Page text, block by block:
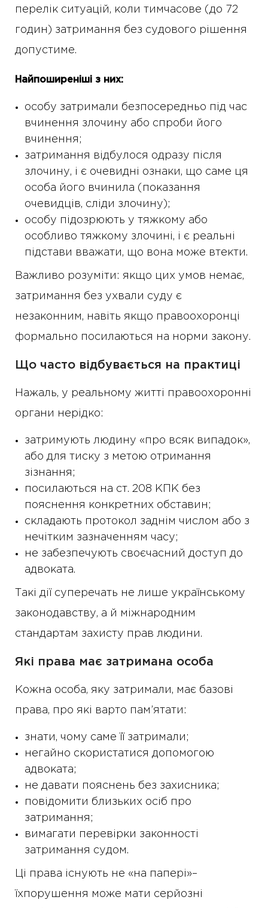
перелік ситуацій, коли тимчасове (до 72
годин) затримання без судового рішення
допустиме.
Найпоширеніші з них:
особу затримали безпосередньо під час
вчинення злочину або спроби його
вчинення;
затримання відбулося одразу після
злочину, і є очевидні ознаки, що саме ця
особа його вчинила (показання
очевидців, сліди злочину);
особу підозрюють у тяжкому або
особливо тяжкому злочині, і є реальні
підстави вважати, що вона може втекти.
Важливо розуміти: якщо цих умов немає,
затримання без ухвали суду є
незаконним, навіть якщо правоохоронці
формально посилаються на норми закону.
Що часто відбувається на практиці
Нажаль, у реальному житті правоохоронні
органи нерідко:
затримують людину «про всяк випадок»,
або для тиску з метою отримання
зізнання;
посилаються на ст. 208 КПК без
пояснення конкретних обставин;
складають протокол заднім числом або з
нечітким зазначенням часу;
не забезпечують своєчасний доступ до
адвоката.
Такі дії суперечать не лише українському
законодавству, а й міжнародним
стандартам захисту прав людини.
Які права має затримана особа
Кожна особа, яку затримали, має базові
права, про які варто пам’ятати:
знати, чому саме її затримали;
негайно скористатися допомогою
адвоката;
не давати пояснень без захисника;
повідомити близьких осіб про
затримання;
вимагати перевірки законності
затримання судом.
Ці права існують не «на папері»–
їхпорушення може мати серйозні